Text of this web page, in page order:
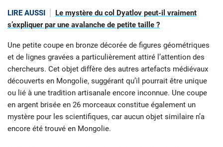
LIRE AUSSI
Le mystère du col Dyatlov peut-il vraiment
s’expliquer par une avalanche de petite taille ?
Une petite coupe en bronze décorée de figures géométriques
et de lignes gravées a particulièrement attiré l’attention des
chercheurs. Cet objet diffère des autres artefacts médiévaux
découverts en Mongolie, suggérant qu’il pourrait être unique
ou lié à une tradition artisanale encore inconnue. Une coupe
en argent brisée en 26 morceaux constitue également un
mystère pour les scientifiques, car aucun objet similaire n’a
encore été trouvé en Mongolie.